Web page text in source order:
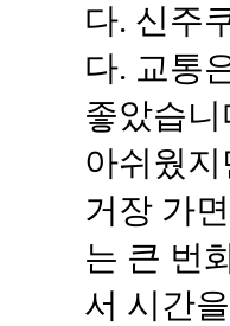
다. 신주
다. 교통
좋았습니
아쉬웠
거장 가
는 큰 번
서 시간